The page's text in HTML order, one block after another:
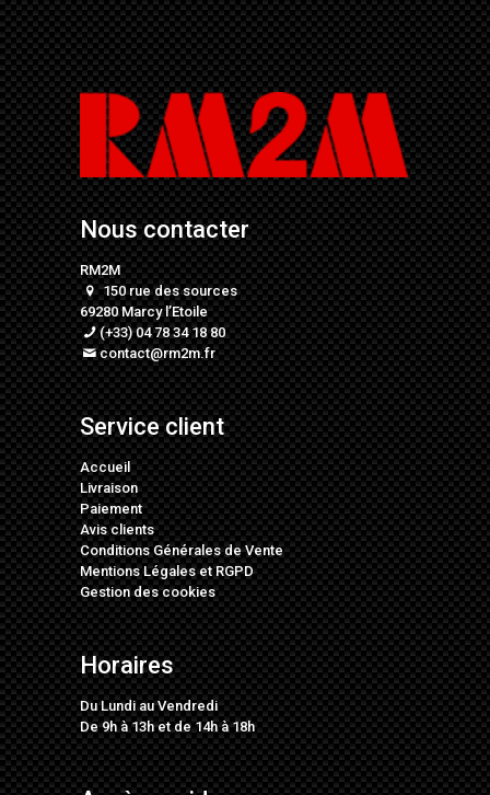
Nous contacter
RM2M
150 rue des sources
69280 Marcy l’Etoile
(+33) 04 78 34 18 80
contact@rm2m.fr
Service client
Accueil
Livraison
Paiement
Avis clients
Conditions Générales de Vente
Mentions LégalesetRGPD
Gestion des cookies
Horaires
Du Lundi au Vendredi
De 9h à 13h et de 14h à 18h